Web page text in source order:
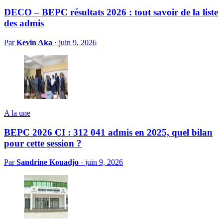
DECO – BEPC résultats 2026 : tout savoir de la liste
des admis
ParKevin Aka · juin 9, 2026
A la une
BEPC 2026 CI : 312 041 admis en 2025, quel bilan
pour cette session ?
ParSandrine Kouadjo · juin 9, 2026